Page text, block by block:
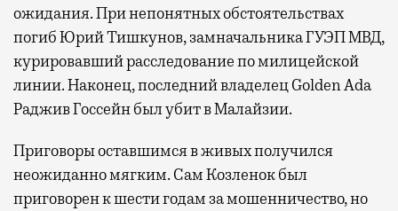
ожидания. При непонятных обстоятельствах
погиб Юрий Тишкунов, замначальника ГУЭП МВД,
курировавший расследование по милицейской
линии. Наконец, последний владелец Golden Ada
Раджив Госсейн был убит в Малайзии.
Приговоры оставшимся в живых получился
неожиданно мягким. Сам Козленок был
приговорен к шести годам за мошенничество, но